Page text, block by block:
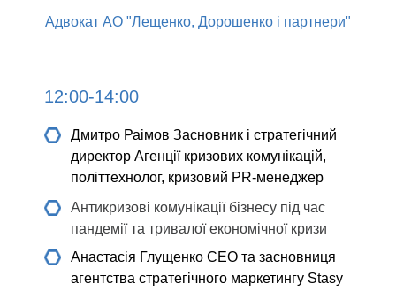
Адвокат АО "Лещенко, Дорошенко і партнери"
12:00-14:00
Дмитро Раімов Засновник і стратегічний
директор Агенції кризових комунікацій,
політтехнолог, кризовий PR-менеджер
Антикризові комунікації бізнесу під час
пандемії та тривалої економічної кризи
Анастасія Глущенко СEO та засновниця
агентства стратегічного маркетингу Stasy